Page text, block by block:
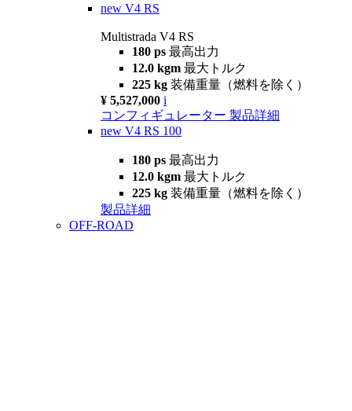
new V4 RS
Multistrada V4 RS
180 ps 最高出力
12.0 kgm 最大トルク
225 kg 装備重量（燃料を除く）
¥ 5,527,000 i
コンフィギュレーター 製品詳細
new V4 RS 100
180 ps 最高出力
12.0 kgm 最大トルク
225 kg 装備重量（燃料を除く）
製品詳細
OFF-ROAD